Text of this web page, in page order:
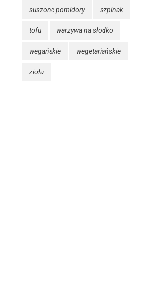
suszone pomidory szpinak
tofu warzywa na słodko
wegańskie wegetariańskie
zioła